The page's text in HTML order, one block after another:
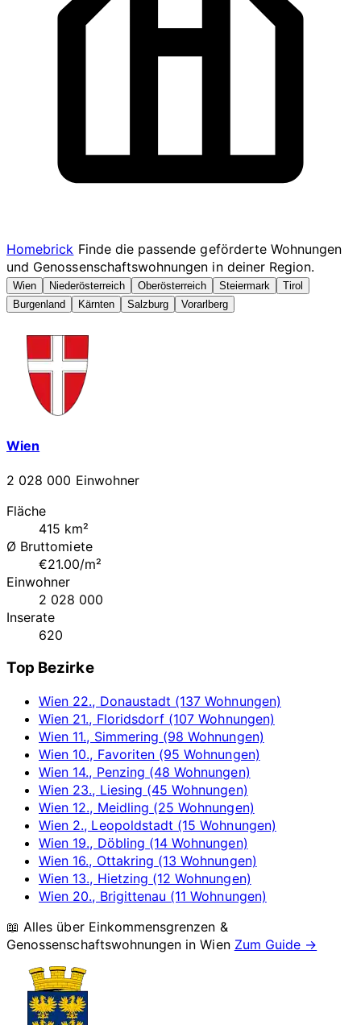
Homebrick Finde die passende geförderte Wohnungen
und Genossenschaftswohnungen in deiner Region.
Wien Niederösterreich Oberösterreich Steiermark
Tirol
Burgenland
Kärnten Salzburg Vorarlberg
Wien
2 028 000 Einwohner
Fläche
415 km²
Ø Bruttomiete
€21.00/m²
Einwohner
2 028 000
Inserate
620
Top Bezirke
Wien 22., Donaustadt (137 Wohnungen)
Wien 21., Floridsdorf (107 Wohnungen)
Wien 11., Simmering (98 Wohnungen)
Wien 10., Favoriten (95 Wohnungen)
Wien 14., Penzing (48 Wohnungen)
Wien 23., Liesing (45 Wohnungen)
Wien 12., Meidling (25 Wohnungen)
Wien 2., Leopoldstadt (15 Wohnungen)
Wien 19., Döbling (14 Wohnungen)
Wien 16., Ottakring (13 Wohnungen)
Wien 13., Hietzing (12 Wohnungen)
Wien 20., Brigittenau (11 Wohnungen)
📖 Alles über Einkommensgrenzen &
Genossenschaftswohnungen inWien Zum Guide →